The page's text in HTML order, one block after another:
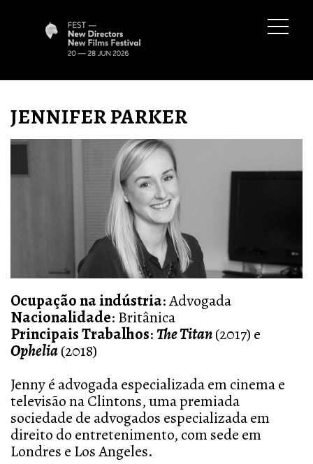
JENNIFER PARKER
Ocupação na indústria:Advogada
Nacionalidade: Britânica
Principais Trabalhos:TheTitan(2017) e
Ophelia(2018)
Jenny é advogada especializada em cinema e
televisão na Clintons, uma premiada
sociedade de advogados especializada em
direito do entretenimento, com sede em
Londres e Los Angeles.